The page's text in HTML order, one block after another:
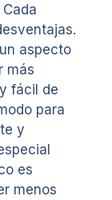
aspecto
más
fácil de
para
y
es
menos